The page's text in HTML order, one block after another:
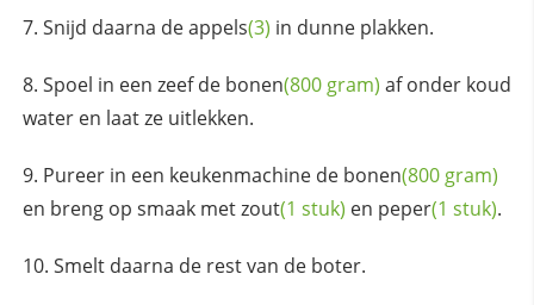
Snijd daarna deappels(3) in dunne plakken.
Spoel in een zeef de bonen(800 gram) af onder koud
water en laat ze uitlekken.
Pureer in een keukenmachine de bonen(800 gram)
en breng op smaak metzout(1 stuk) en peper(1 stuk).
Smelt daarna de rest van de boter.